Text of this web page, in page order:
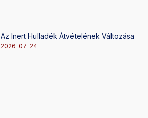
Az Inert Hulladék Átvételének Változása
2026-07-24